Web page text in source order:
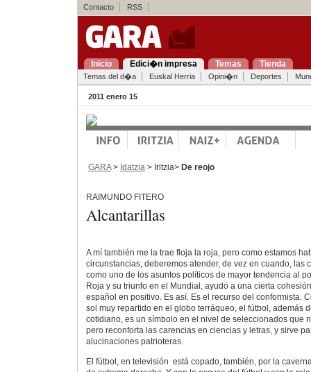
Contacto RSS
Inicio Edici�n impresa Temas Tienda
Temas del d�a Euskal Herria Opini�n Deportes
2011 enero 15
GARA> Idatzia > Iritzia> De reojo
RAIMUNDO FITERO
Alcantarillas
A mí también me la trae floja la roja, pero como estamos
circunstancias, deberemos atender, de vez en cuando, las
como uno de los asuntos políticos de mayor tendencia al
Roja y su triunfo en el Mundial, ayudó a una cierta
español en positivo. Es así. Es el recurso del conformista.
sol muy repartido en el globo terráqueo, el fútbol, además
cotidiano, es un símbolo en el nivel de seleccionados que
pero reconforta las carencias en ciencias y letras, y sirve
alucinaciones patrioteras.
El fútbol, en televisión está copado, también, por la